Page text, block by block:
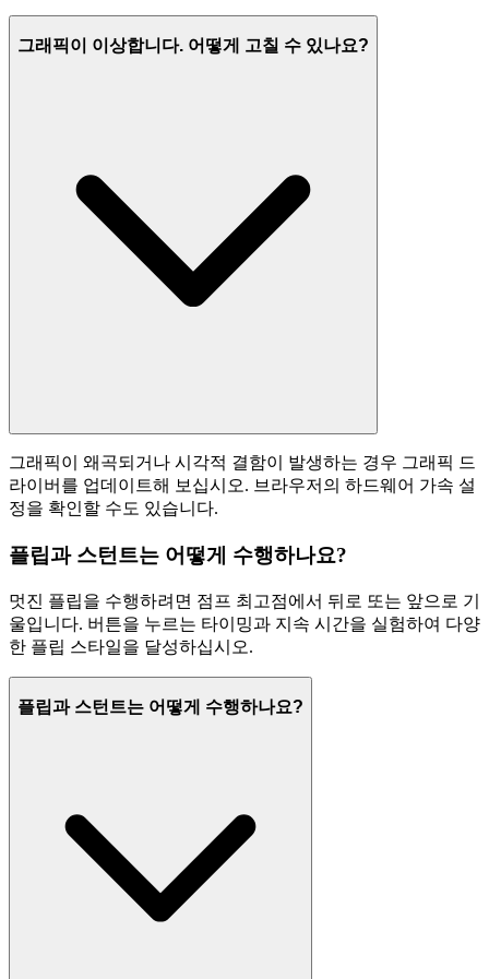
그래픽이 이상합니다. 어떻게 고칠 수 있나요?
그래픽이 왜곡되거나 시각적 결함이 발생하는 경우 그래픽 드
라이버를 업데이트해 보십시오. 브라우저의 하드웨어 가속 설
정을 확인할 수도 있습니다.
플립과 스턴트는 어떻게 수행하나요?
멋진 플립을 수행하려면 점프 최고점에서 뒤로 또는 앞으로 기
울입니다. 버튼을 누르는 타이밍과 지속 시간을 실험하여 다양
한 플립 스타일을 달성하십시오.
플립과 스턴트는 어떻게 수행하나요?